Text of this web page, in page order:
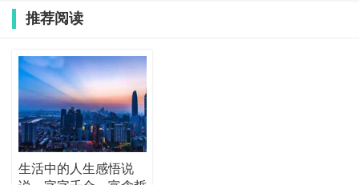
推荐阅读
生活中的人生感悟说